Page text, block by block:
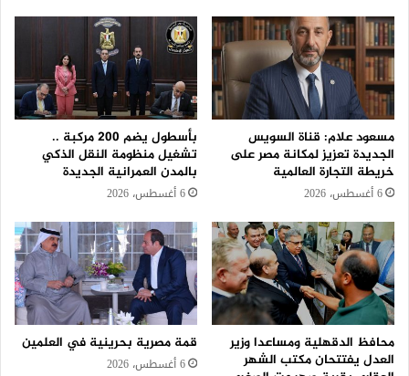
مسعود علام: قناة السويس
الجديدة تعزيز لمكانة مصر على
خريطة التجارة العالمية
6 أغسطس، 2026
بأسطول يضم 200 مركبة ..
تشغيل منظومة النقل الذكي
بالمدن العمرانية الجديدة
6 أغسطس، 2026
محافظ الدقهلية ومساعدا وزير
العدل يفتتحان مكتب الشهر
قمة مصرية بحرينية في العلمين
6 أغسطس، 2026